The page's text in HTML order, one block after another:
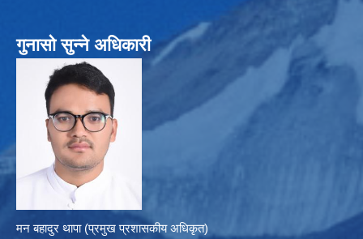
गुनासो सुन्ने अधिकारी
मन बहादुर थापा (प्रमुख प्रशासकीय अधिकृत)